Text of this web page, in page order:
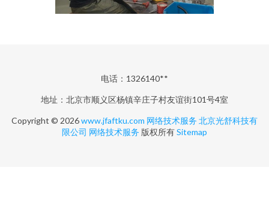
电话：1326140**
地址：北京市顺义区杨镇辛庄子村友谊街101号4室
Copyright © 2026www.jfaftku.com 网络技术服务 北京光舒科技有
限公司 网络技术服务 版权所有Sitemap